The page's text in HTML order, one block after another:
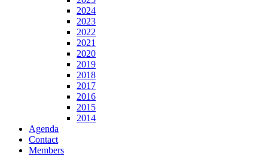
2024
2023
2022
2021
2020
2019
2018
2017
2016
2015
2014
Agenda
Contact
Members